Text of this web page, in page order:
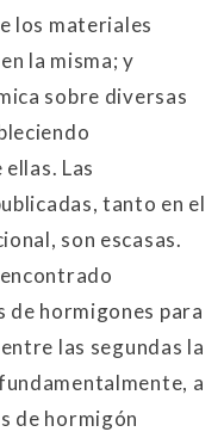
los materiales
la misma; y
sobre diversas
Las
tanto en el
son escasas.
de hormigones para
las segundas la
a
de hormigón